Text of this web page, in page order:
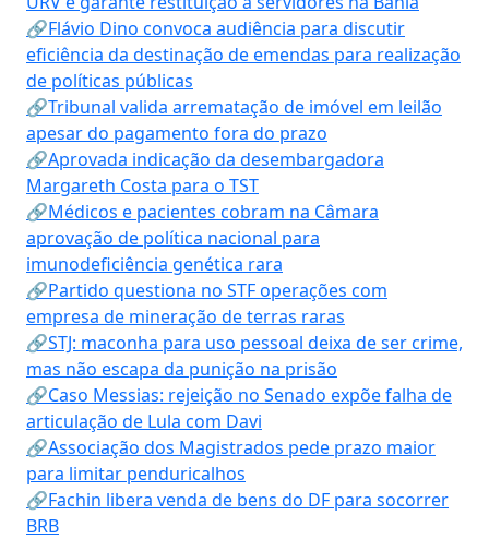
🔗Flávio Dino convoca audiência para discutir
eficiência da destinação de emendas para realização
de políticas públicas
🔗Tribunal valida arrematação de imóvel em leilão
apesar do pagamento fora do prazo
🔗Aprovada indicação da desembargadora
Margareth Costa para o TST
🔗Médicos e pacientes cobram na Câmara
aprovação de política nacional para
imunodeficiência genética rara
🔗Partido questiona no STF operações com
empresa de mineração de terras raras
🔗STJ: maconha para uso pessoal deixa de ser crime,
mas não escapa da punição na prisão
🔗Caso Messias: rejeição no Senado expõe falha de
articulação de Lula com Davi
🔗Associação dos Magistrados pede prazo maior
para limitar penduricalhos
🔗Fachin libera venda de bens do DF para socorrer
BRB